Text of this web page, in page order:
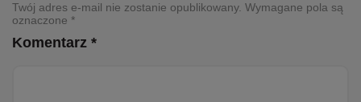
Twój adres e-mail nie zostanie opublikowany. Wymagane pola są
oznaczone *
Komentarz *